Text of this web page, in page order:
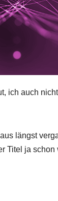
ich auch
längst
Titel ja